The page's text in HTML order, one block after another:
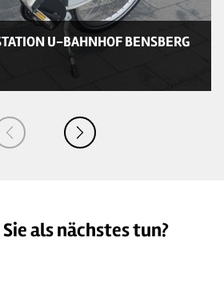
U-BAHNHOF BENSBERG
als nächstes tun?